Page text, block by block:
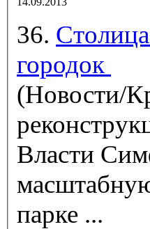
36.
городок
(Новости/
Власти
парке ...